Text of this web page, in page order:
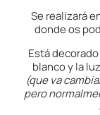
Se realizará
donde os
Está
blanco y la
(que va
pero